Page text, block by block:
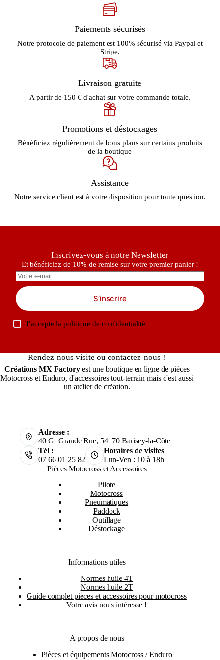
Paiements sécurisés
Notre protocole de paiement est 100% sécurisé via Paypal et
Stripe.
Livraison gratuite
A partir de 150 € d'achat sur votre commande totale.
Promotions et déstockages
Bénéficiez régulièrement de bons plans sur certains produits
de la boutique
Assistance
Notre service client est à votre disposition pour toute question.
Inscrivez-vous à notre Newsletter
Et bénéficiez de 10% de remise sur votre premier panier !
S’inscrire
J’accepte lapolitique de confidentialité
Rendez-nous visite ou contactez-nous !
Créations MX Factoryest une boutique en ligne de pièces
Motocross et Enduro, d'accessoires tout-terrain mais c'est aussi
un atelier de création.
Adresse :
40 Gr Grande Rue, 54170 Barisey-la-Côte
Tél :
07 66 01 25 82
Horaires de visites
Lun-Ven : 10 à 18h
Pièces Motocross et Accessoires
Pilote
Motocross
Pneumatiques
Paddock
Outillage
Déstockage
Informations utiles
Normes huile 4T
Normes huile 2T
Guide complet pièces et accessoires pour motocross
Votre avis nous intéresse !
A propos de nous
Pièces et équipements Motocross / Enduro